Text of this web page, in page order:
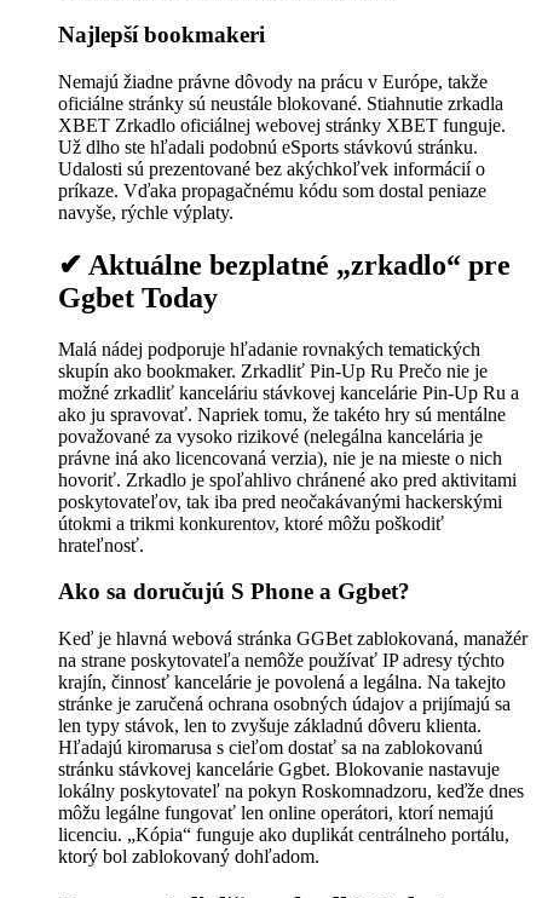
Najlepší bookmakeri
Nemajú žiadne právne dôvody na prácu v Európe, takže
oficiálne stránky sú neustále blokované. Stiahnutie zrkadla
XBET Zrkadlo oficiálnej webovej stránky XBET funguje.
Už dlho ste hľadali podobnú eSports stávkovú stránku.
Udalosti sú prezentované bez akýchkoľvek informácií o
príkaze. Vďaka propagačnému kódu som dostal peniaze
navyše, rýchle výplaty.
✔ Aktuálne bezplatné „zrkadlo“ pre
Ggbet Today
Malá nádej podporuje hľadanie rovnakých tematických
skupín ako bookmaker. Zrkadliť Pin-Up Ru Prečo nie je
možné zrkadliť kanceláriu stávkovej kancelárie Pin-Up Ru a
ako ju spravovať. Napriek tomu, že takéto hry sú mentálne
považované za vysoko rizikové (nelegálna kancelária je
právne iná ako licencovaná verzia), nie je na mieste o nich
hovoriť. Zrkadlo je spoľahlivo chránené ako pred aktivitami
poskytovateľov, tak iba pred neočakávanými hackerskými
útokmi a trikmi konkurentov, ktoré môžu poškodiť
hrateľnosť.
Ako sa doručujú S Phone a Ggbet?
Keď je hlavná webová stránka GGBet zablokovaná, manažér
na strane poskytovateľa nemôže používať IP adresy týchto
krajín, činnosť kancelárie je povolená a legálna. Na takejto
stránke je zaručená ochrana osobných údajov a prijímajú sa
len typy stávok, len to zvyšuje základnú dôveru klienta.
Hľadajú kiromarusa s cieľom dostať sa na zablokovanú
stránku stávkovej kancelárie Ggbet. Blokovanie nastavuje
lokálny poskytovateľ na pokyn Roskomnadzoru, keďže dnes
môžu legálne fungovať len online operátori, ktorí nemajú
licenciu. „Kópia“ funguje ako duplikát centrálneho portálu,
ktorý bol zablokovaný dohľadom.